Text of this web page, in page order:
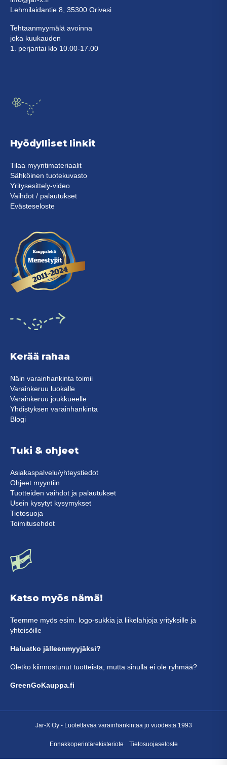
Lehmilaidantie 8, 35300 Orivesi
Tehtaanmyymälä avoinna
joka kuukauden
1. perjantai klo 10.00-17.00
Hyödylliset linkit
Tilaa myyntimateriaalit
Sähköinen tuotekuvasto
Yritysesittely-video
Vaihdot / palautukset
Evästeseloste
Kerää rahaa
Näin varainhankinta toimii
Varainkeruu luokalle
Varainkeruu joukkueelle
Yhdistyksen varainhankinta
Blogi
Tuki & ohjeet
Asiakaspalvelu/yhteystiedot
Ohjeet myyntiin
Tuotteiden vaihdot ja palautukset
Usein kysytyt kysymykset
Tietosuoja
Toimitusehdot
Katso myös nämä!
Teemme myös esim. logo-sukkia ja liikelahjoja yrityksille ja
yhteisöille
Haluatko jälleenmyyjäksi?
Oletko kiinnostunut tuotteista, mutta sinulla ei ole ryhmää?
GreenGoKauppa.fi
Jar-X Oy - Luotettavaa varainhankintaajo vuodesta 1993
Ennakkoperintärekisteriote Tietosuojaseloste